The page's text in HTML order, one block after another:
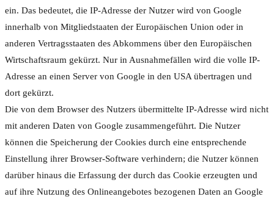
ein. Das bedeutet, die IP-Adresse der Nutzer wird von Google
innerhalb von Mitgliedstaaten der Europäischen Union oder in
anderen Vertragsstaaten des Abkommens über den Europäischen
Wirtschaftsraum gekürzt. Nur in Ausnahmefällen wird die volle IP-
Adresse an einen Server von Google in den USA übertragen und
dort gekürzt.
Die von dem Browser des Nutzers übermittelte IP-Adresse wird nicht
mit anderen Daten von Google zusammengeführt. Die Nutzer
können die Speicherung der Cookies durch eine entsprechende
Einstellung ihrer Browser-Software verhindern; die Nutzer können
darüber hinaus die Erfassung der durch das Cookie erzeugten und
auf ihre Nutzung des Onlineangebotes bezogenen Daten an Google